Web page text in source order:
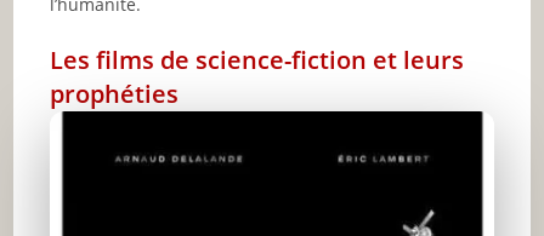
l’humanité.
Les films de science-fiction et leurs
prophéties